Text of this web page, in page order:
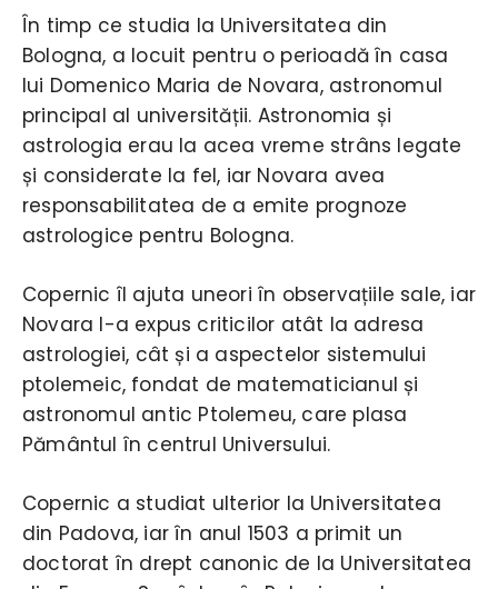
În timp ce studia la Universitatea din
Bologna, a locuit pentru o perioadă în casa
lui Domenico Maria de Novara, astronomul
principal al universității. Astronomia și
astrologia erau la acea vreme strâns legate
și considerate la fel, iar Novara avea
responsabilitatea de a emite prognoze
astrologice pentru Bologna.
Copernic îl ajuta uneori în observațiile sale, iar
Novara l-a expus criticilor atât la adresa
astrologiei, cât și a aspectelor sistemului
ptolemeic, fondat de matematicianul și
astronomul antic Ptolemeu, care plasa
Pământul în centrul Universului.
Copernic a studiat ulterior la Universitatea
din Padova, iar în anul 1503 a primit un
doctorat în drept canonic de la Universitatea